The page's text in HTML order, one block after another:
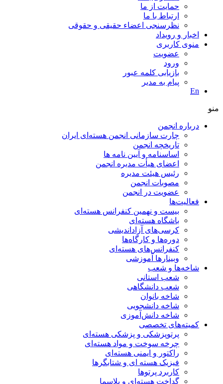
حمايت از ما
ارتباط با ما
نظر‌سنجی اعضاء حقیقی و حقوقی
اخبار و رويداد
منوی کاربری
عضویت
ورود
بازیابی کلمه عبور
پیام به مدير
En
منو
درباره انجمن
چارت سازمانی انجمن هسته‌ای ایران
تاریخچه انجمن
اساسنامه و آیین نامه ها
اعضای هیأت مدیره انجمن
رئیس هیئت مدیره
مصوبات انجمن
عضویت در انجمن
فعالیت‌ها
بیست و نهمین کنفرانس هسته‌ای
باشگاه هسته‌ای
کرسی‌های آزاداندیشی
دوره‌ها و کارگاه‌ها
کنفرانس‌های هسته‌ای
وبینارها آموزشی
شاخه‌ها و شعب
شعب استانی
شعب دانشگاهی
شاخه بانوان
شاخه دانشجویی
شاخه دانش‌آموزی
کمیته‌های تخصصی
پرتوپزشکی و پزشکی هسته‌ای
چرخه سوخت و مواد هسته‌ای
راکتور و ایمنی هسته‌ای
فیزیک هسته ای و شتابگرها
کاربرد پرتوها
گداخت هسته‌ای و پلاسما